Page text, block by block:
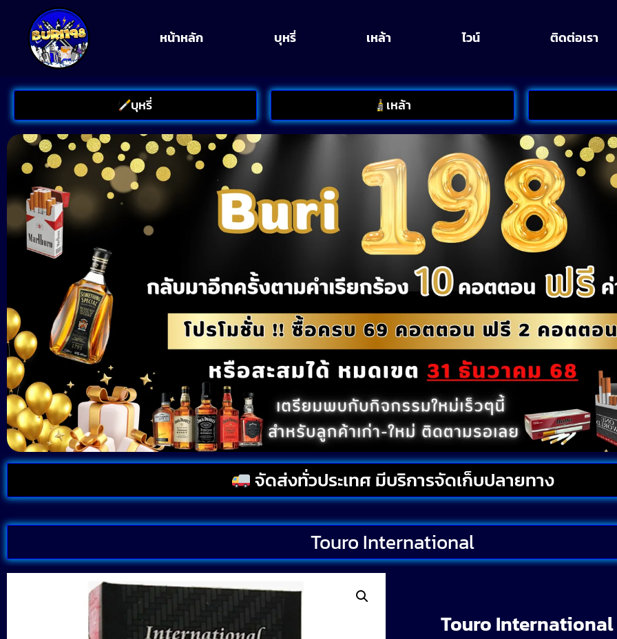
หน้าหลัก บุหรี่ เหล้า ไวน์ ติดต่อเรา
บุหรี่ เหล้า
จัดส่งทั่วประเทศ มีบริการจัดเก็บปลายทาง
Touro International
Touro International